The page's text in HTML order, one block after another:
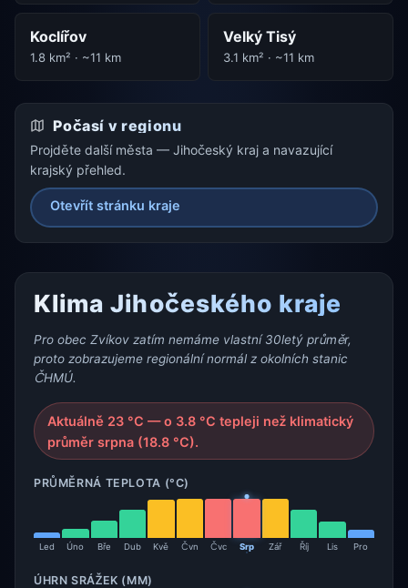
Koclířov
1.8 km² · ~11 km
Velký Tisý
3.1 km² · ~11 km
Počasí v regionu
Projděte další města — Jihočeský kraj a navazující
krajský přehled.
Otevřít stránku kraje
Klima Jihočeského kraje
Pro obec Zvíkov zatím nemáme vlastní 30letý průměr,
proto zobrazujeme regionální normál z okolních stanic
ČHMÚ.
Aktuálně 23 °C — o 3.8 °C tepleji než klimatický
průměr srpna (18.8 °C).
PRŮMĚRNÁ TEPLOTA (°C)
Led Úno Bře Dub Kvě Čvn Čvc Srp Zář Říj Lis Pro
ÚHRN SRÁŽEK (MM)